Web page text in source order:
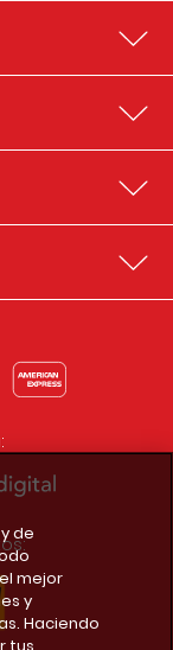
de
mejor
y
Haciendo
tus